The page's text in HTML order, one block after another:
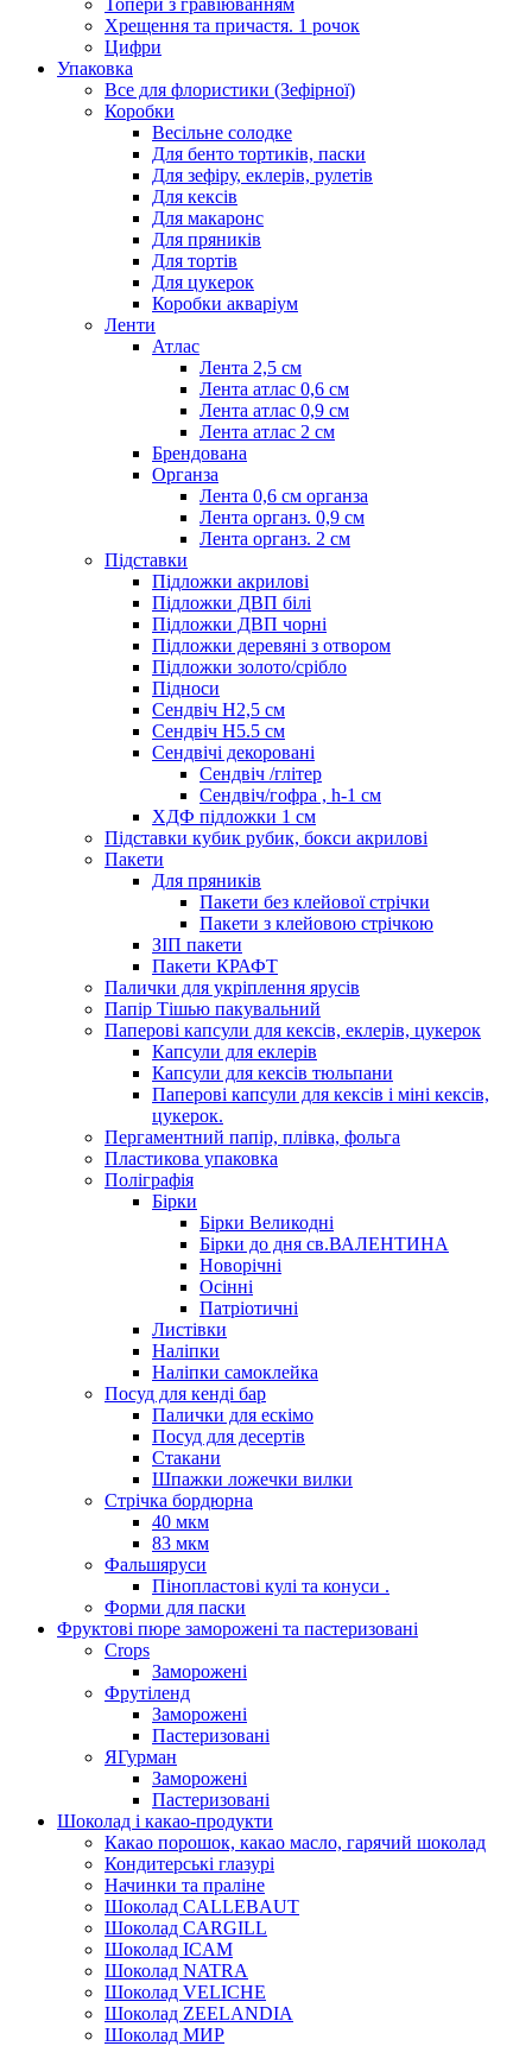
Топери з гравіюванням
Хрещення та причастя. 1 рочок
Цифри
Упаковка
Все для флористики (Зефірної)
Коробки
Весільне солодке
Для бенто тортиків, паски
Для зефіру, еклерів, рулетів
Для кексів
Для макаронс
Для пряників
Для тортів
Для цукерок
Коробки акваріум
Ленти
Атлас
Лента 2,5 см
Лента атлас 0,6 см
Лента атлас 0,9 см
Лента атлас 2 см
Брендована
Органза
Лента 0,6 см органза
Лента органз. 0,9 см
Лента органз. 2 см
Підставки
Підложки акрилові
Підложки ДВП білі
Підложки ДВП чорні
Підложки деревяні з отвором
Підложки золото/срібло
Підноси
Сендвіч H2,5 см
Сендвіч H5.5 см
Сендвічі декоровані
Сендвіч /глітер
Сендвіч/гофра , h-1 см
ХДФ підложки 1 см
Підставки кубик рубик, бокси акрилові
Пакети
Для пряників
Пакети без клейової стрічки
Пакети з клейовою стрічкою
ЗІП пакети
Пакети КРАФТ
Палички для укріплення ярусів
Папір Тішью пакувальний
Паперові капсули для кексів, еклерів, цукерок
Капсули для еклерів
Капсули для кексів тюльпани
Паперові капсули для кексів і міні кексів,
цукерок.
Пергаментний папір, плівка, фольга
Пластикова упаковка
Поліграфія
Бірки
Бірки Великодні
Бірки до дня св.ВАЛЕНТИНА
Новорічні
Осінні
Патріотичні
Листівки
Наліпки
Наліпки самоклейка
Посуд для кенді бар
Палички для ескімо
Посуд для десертів
Стакани
Шпажки ложечки вилки
Стрічка бордюрна
40 мкм
83 мкм
Фальшяруси
Пінопластові кулі та конуси .
Форми для паски
Фруктові пюре заморожені та пастеризовані
Crops
Заморожені
Фрутіленд
Заморожені
Пастеризовані
ЯГурман
Заморожені
Пастеризовані
Шоколад і какао-продукти
Какао порошок, какао масло, гарячий шоколад
Кондитерські глазурі
Начинки та праліне
Шоколад CALLEBAUT
Шоколад CARGILL
Шоколад ICAM
Шоколад NATRA
Шоколад VELICHE
Шоколад ZEELANDIA
Шоколад МИР